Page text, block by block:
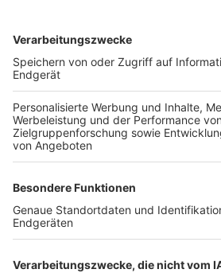
TOP-VEREINE
TOP-PARTNER